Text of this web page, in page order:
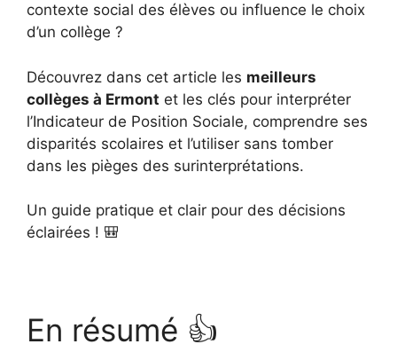
contexte social des élèves ou influence le choix
d’un collège ?
Découvrez dans cet article les meilleurs
collèges à Ermont et les clés pour interpréter
l’Indicateur de Position Sociale, comprendre ses
disparités scolaires et l’utiliser sans tomber
dans les pièges des surinterprétations.
Un guide pratique et clair pour des décisions
éclairées ! 🎒
En résumé 👍